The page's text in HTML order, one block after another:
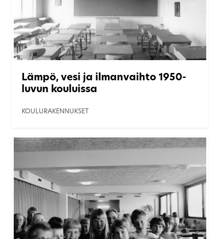
Lämpö, vesi ja ilmanvaihto 1950-
luvun kouluissa
KOULURAKENNUKSET